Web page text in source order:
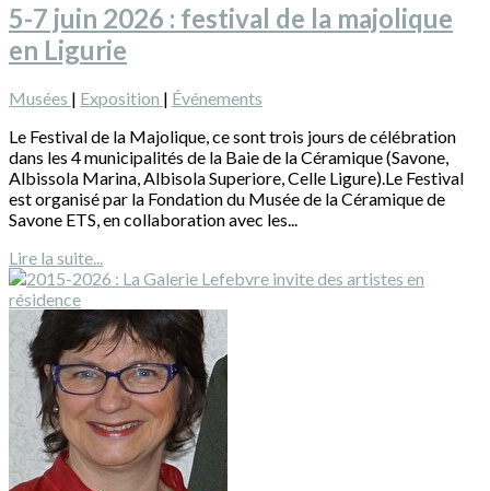
5-7 juin 2026 : festival de la majolique
en Ligurie
Musées | Exposition | Événements
Le Festival de la Majolique, ce sont trois jours de célébration
dans les 4 municipalités de la Baie de la Céramique (Savone,
Albissola Marina, Albisola Superiore, Celle Ligure).Le Festival
est organisé par la Fondation du Musée de la Céramique de
Savone ETS, en collaboration avec les...
Lire la suite...